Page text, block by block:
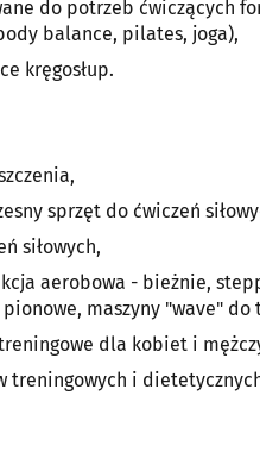
do potrzeb ćwiczących
balance, pilates, joga),
kręgosłup.
sprzęt do ćwiczeń
siłowych,
aerobowa - bieżnie,
maszyny "wave"
dla kobiet i
treningowych i